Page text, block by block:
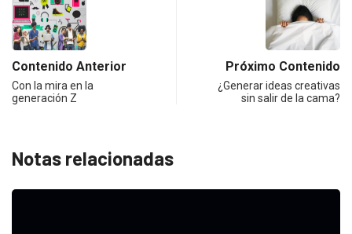
Contenido Anterior
Con la mira en la
generación Z
Próximo Contenido
¿Generar ideas creativas
sin salir de la cama?
Notas relacionadas